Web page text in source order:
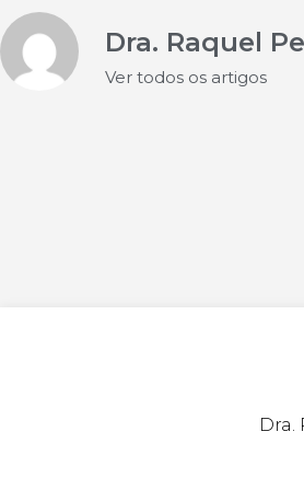
Dra. Raquel
Ver todos os artigos
Dra.